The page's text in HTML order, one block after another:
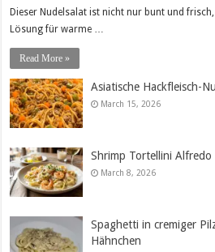
Dieser Nudelsalat ist nicht nur bunt und
Lösung für warme …
Read More »
Asiatische Hackfleisch-
March 15, 2026
Shrimp Tortellini Alfredo
March 8, 2026
Spaghetti in cremiger
Hähnchen